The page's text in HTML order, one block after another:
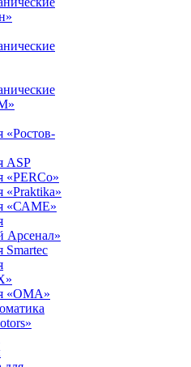
«Ростов-
ASP
«PERCo»
«Praktika»
«САМЕ»
Арсенал»
Smartec
«ОМА»